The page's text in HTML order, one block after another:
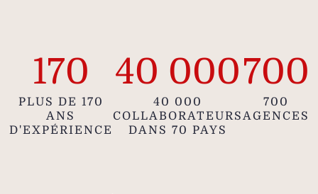
170
PLUS DE 170
ANS
D'EXPÉRIENCE
40 000
40 000
COLLABORATEURS
DANS 70 PAYS
700
700
AGENCES